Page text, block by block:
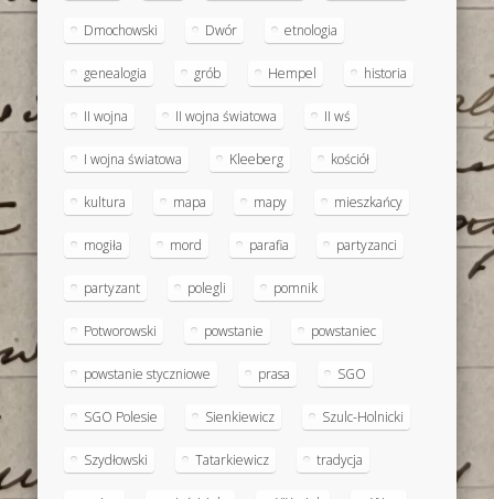
Dmochowski Dwór etnologia
genealogia grób Hempel historia
II wojna II wojna światowa II wś
I wojna światowa Kleeberg kościół
kultura mapa mapy mieszkańcy
mogiła mord parafia partyzanci
partyzant polegli pomnik
Potworowski powstanie powstaniec
powstanie styczniowe prasa SGO
SGO Polesie Sienkiewicz Szulc-Holnicki
Szydłowski Tatarkiewicz tradycja